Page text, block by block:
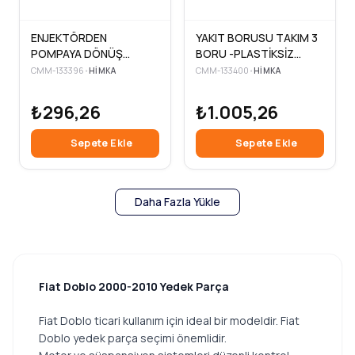
ENJEKTÖRDEN
POMPAYA DÖNÜŞ
HORTUMU DOBLO 1.3
CMM-133396 •HIMKA
₺296,26
Sepete Ekle
YAKIT BORUSU TAKIM 3
BORU -PLASTİKSİZ
DOBLO 1.3 MTJ 09>
CMM-133400 •HIMKA
₺1.005,26
Sepete Ekle
Daha Fazla Yükle
Fiat Doblo 2000-2010 Yedek Parça
Fiat Doblo ticari kullanım için ideal bir modeldir. Fiat
Doblo yedek parça seçimi önemlidir.